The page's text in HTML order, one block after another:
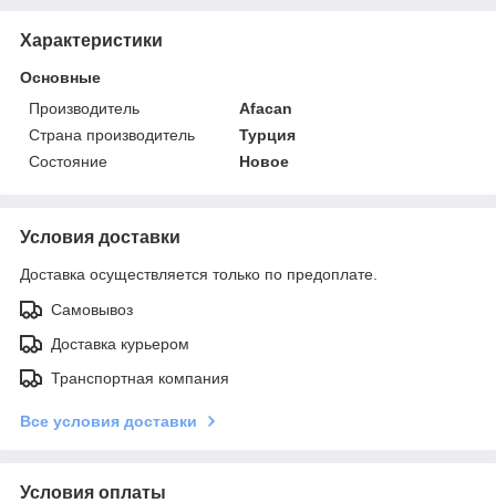
Характеристики
Основные
Производитель
Afacan
Страна производитель
Турция
Состояние
Новое
Условия доставки
Доставка осуществляется только по предоплате.
Самовывоз
Доставка курьером
Транспортная компания
Все условия доставки
Условия оплаты